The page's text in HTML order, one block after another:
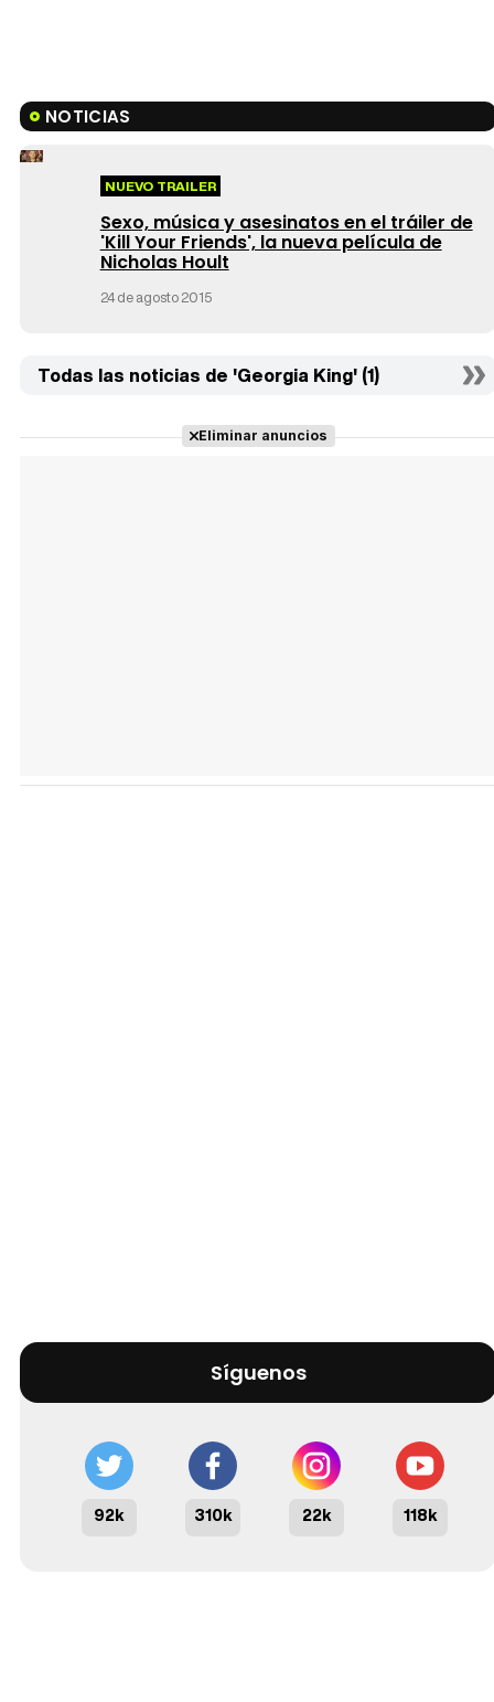
NOTICIAS
NUEVO TRAILER
Sexo, música y asesinatos en el tráiler de
'Kill Your Friends', la nueva película de
Nicholas Hoult
24 de agosto 2015
Todas las noticias de 'Georgia King' (1)
Eliminar anuncios
Síguenos
92k 310k 22k 118k